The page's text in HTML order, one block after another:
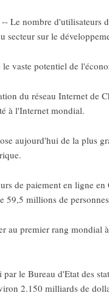
Le nombre d'utilisateurs
secteur sur le
vaste potentiel de
du réseau Internet de
à l'Internet mondial.
aujourd'hui de la plus
de paiement en ligne
59,5 millions de
au premier rang mondial
par le Bureau d'Etat des
2.150 milliards de